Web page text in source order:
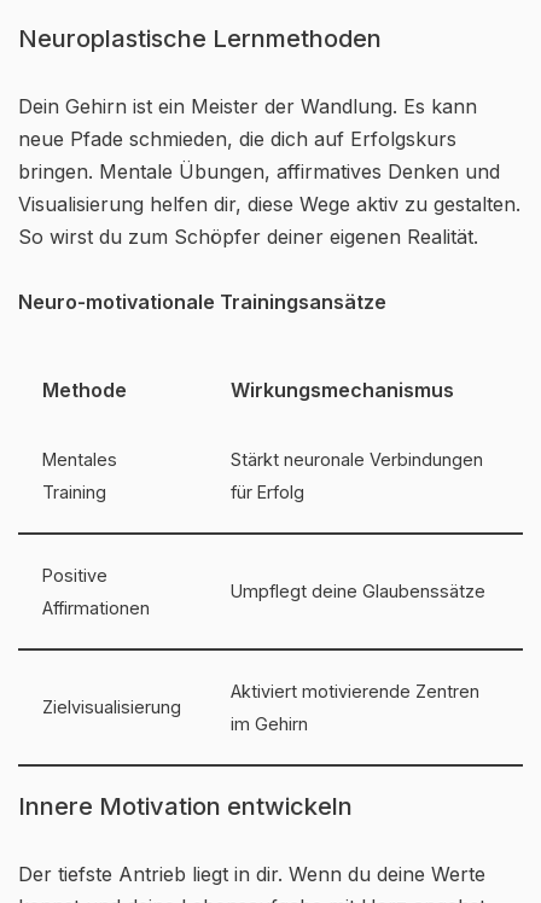
Neuroplastische Lernmethoden
Dein Gehirn ist ein Meister der Wandlung. Es kann
neue Pfade schmieden, die dich auf Erfolgskurs
bringen. Mentale Übungen, affirmatives Denken und
Visualisierung helfen dir, diese Wege aktiv zu gestalten.
So wirst du zum Schöpfer deiner eigenen Realität.
Neuro-motivationale Trainingsansätze
Methode Wirkungsmechanismus
Mentales
Training
Stärkt neuronale Verbindungen
für Erfolg
Positive
Affirmationen
Umpflegt deine Glaubenssätze
Zielvisualisierung
Aktiviert motivierende Zentren
im Gehirn
Innere Motivation entwickeln
Der tiefste Antrieb liegt in dir. Wenn du deine Werte